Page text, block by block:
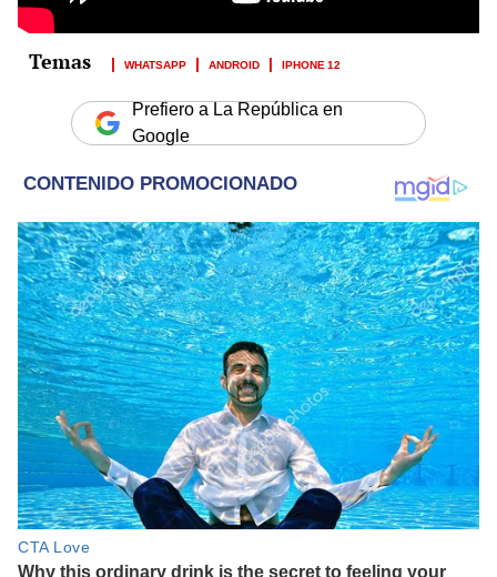
WHATSAPP ANDROID IPHONE 12
Prefiero a La República en
Google